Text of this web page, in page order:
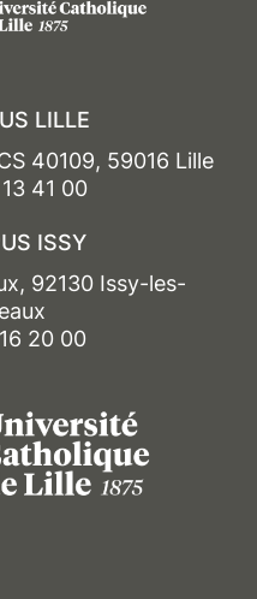
LILLE
40109, 59016 Lille
41 00
ISSY
92130 Issy-les-
20 00